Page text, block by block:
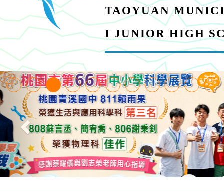
TAOYUAN
I JUNIOR HIGH
【甄選結果(第4招)】
學年度第1學期第9次代
【甄選結果(第12招)】